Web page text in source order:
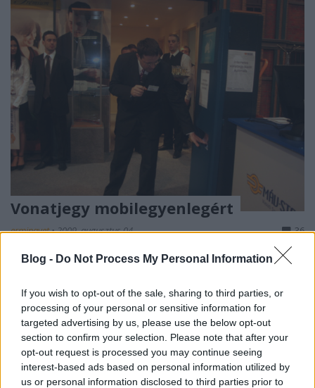
Blog - Do Not Process My Personal Information
If you wish to opt-out of the sale, sharing to third parties, or
processing of your personal or sensitive information for
targeted advertising by us, please use the below opt-out
section to confirm your selection. Please note that after your
opt-out request is processed you may continue seeing
interest-based ads based on personal information utilized by
us or personal information disclosed to third parties prior to
Vonatjegy mobilegyenlegért
erminavet•2009. augusztus 04. 36
A személyszállító MÁV Start tervei szerint az év
e-Ticket rendszerben megvett vonatjegyet. Jelenleg
egy jól használható, bár kissé fapados internetes
jegyértékesítés működik a Startnál: a régóta ismert
Elvira menetrendben kiválasztott útvonalra a…